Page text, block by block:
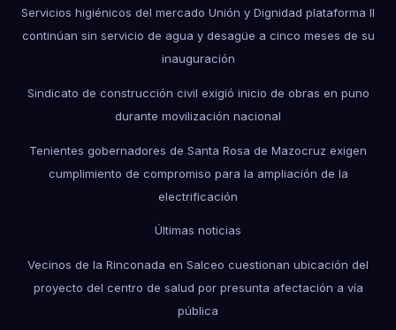
Servicios higiénicos del mercado Unión y Dignidad plataforma II
continúan sin servicio de agua y desagüe a cinco meses de su
inauguración
Sindicato de construcción civil exigió inicio de obras en puno
durante movilización nacional
Tenientes gobernadores de Santa Rosa de Mazocruz exigen
cumplimiento de compromiso para la ampliación de la
electrificación
Últimas noticias
Vecinos de la Rinconada en Salceo cuestionan ubicación del
proyecto del centro de salud por presunta afectación a vía
pública